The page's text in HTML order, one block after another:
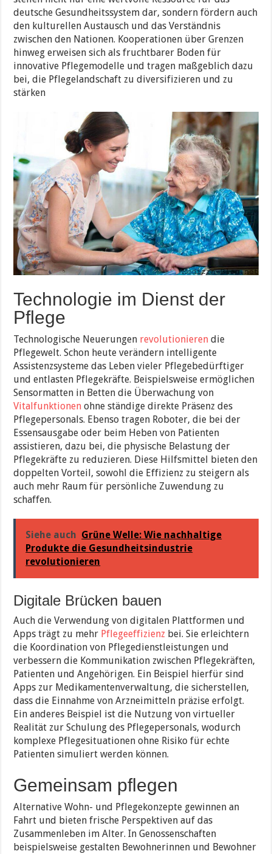
deutsche Gesundheitssystem dar, sondern fördern auch
den kulturellen Austausch und das Verständnis
zwischen den Nationen. Kooperationen über Grenzen
hinweg erweisen sich als fruchtbarer Boden für
innovative Pflegemodelle und tragen maßgeblich dazu
bei, die Pflegelandschaft zu diversifizieren und zu
stärken
Technologie im Dienst der
Pflege
Technologische Neuerungen revolutionieren die
Pflegewelt. Schon heute verändern intelligente
Assistenzsysteme das Leben vieler Pflegebedürftiger
und entlasten Pflegekräfte. Beispielsweise ermöglichen
Sensormatten in Betten die Überwachung von
Vitalfunktionen ohne ständige direkte Präsenz des
Pflegepersonals. Ebenso tragen Roboter, die bei der
Essensausgabe oder beim Heben von Patienten
assistieren, dazu bei, die physische Belastung der
Pflegekräfte zu reduzieren. Diese Hilfsmittel bieten den
doppelten Vorteil, sowohl die Effizienz zu steigern als
auch mehr Raum für persönliche Zuwendung zu
schaffen.
Siehe auch Grüne Welle: Wie nachhaltige
Produkte die Gesundheitsindustrie
revolutionieren
Digitale Brücken bauen
Auch die Verwendung von digitalen Plattformen und
Apps trägt zu mehr Pflegeeffizienz bei. Sie erleichtern
die Koordination von Pflegedienstleistungen und
verbessern die Kommunikation zwischen Pflegekräften,
Patienten und Angehörigen. Ein Beispiel hierfür sind
Apps zur Medikamentenverwaltung, die sicherstellen,
dass die Einnahme von Arzneimitteln präzise erfolgt.
Ein anderes Beispiel ist die Nutzung von virtueller
Realität zur Schulung des Pflegepersonals, wodurch
komplexe Pflegesituationen ohne Risiko für echte
Patienten simuliert werden können.
Gemeinsam pflegen
Alternative Wohn- und Pflegekonzepte gewinnen an
Fahrt und bieten frische Perspektiven auf das
Zusammenleben im Alter. In Genossenschaften
beispielsweise gestalten Bewohnerinnen und Bewohner